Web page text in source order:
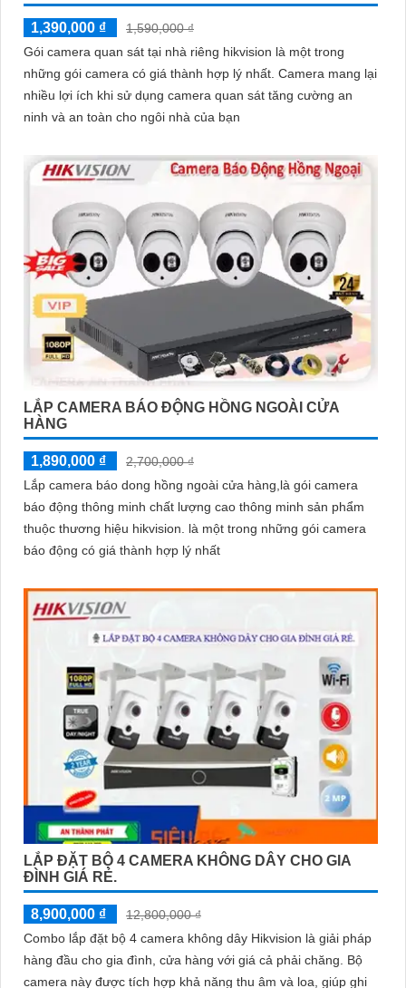
1,390,000 ₫
1,590,000 ₫
Gói camera quan sát tại nhà riêng hikvision là một trong
những gói camera có giá thành hợp lý nhất. Camera mang lại
nhiều lợi ích khi sử dụng camera quan sát tăng cường an
ninh và an toàn cho ngôi nhà của bạn
LẮP CAMERA BÁO ĐỘNG HỒNG NGOÀI CỬA
HÀNG
1,890,000 ₫
2,700,000 ₫
Lắp camera báo dong hồng ngoài cửa hàng,là gói camera
báo động thông minh chất lượng cao thông minh sản phẩm
thuộc thương hiệu hikvision. là một trong những gói camera
báo động có giá thành hợp lý nhất
LẮP ĐẶT BỘ 4 CAMERA KHÔNG DÂY CHO GIA
ĐÌNH GIÁ RẺ.
8,900,000 ₫
12,800,000 ₫
Combo lắp đặt bộ 4 camera không dây Hikvision là giải pháp
hàng đầu cho gia đình, cửa hàng với giá cả phải chăng. Bộ
camera này được tích hợp khả năng thu âm và loa, giúp ghi